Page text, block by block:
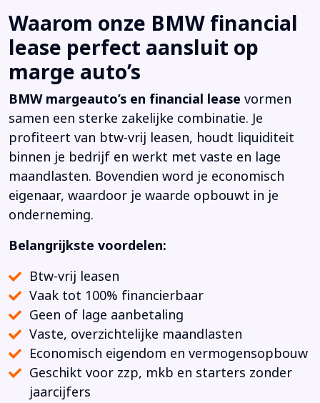
Waarom onze BMW financial
lease perfect aansluit op
marge auto’s
BMW margeauto’s en financial lease vormen
samen een sterke zakelijke combinatie. Je
profiteert van btw-vrij leasen, houdt liquiditeit
binnen je bedrijf en werkt met vaste en lage
maandlasten. Bovendien word je economisch
eigenaar, waardoor je waarde opbouwt in je
onderneming.
Belangrijkste voordelen:
Btw-vrij leasen
Vaak tot 100% financierbaar
Geen of lage aanbetaling
Vaste, overzichtelijke maandlasten
Economisch eigendom en vermogensopbouw
Geschikt voor zzp, mkb en starters zonder
jaarcijfers